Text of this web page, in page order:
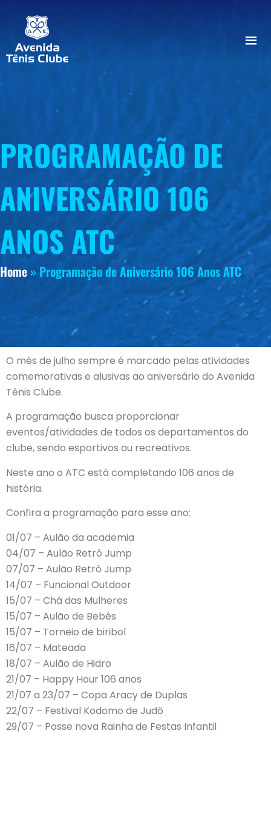
PROGRAMAÇÃO DE
ANIVERSÁRIO 106
ANOS ATC
Home » Programação de Aniversário 106 Anos ATC
O mês de julho sempre é marcado pelas atividades
comemorativas e alusivas ao aniversário do Avenida
Tênis Clube.
A programação busca proporcionar
eventos/atividades de todos os departamentos do
clube, sendo esportivos ou recreativos.
Neste ano o ATC está completando 106 anos de
história.
Confira a programação para esse ano:
01/07 – Aulão da academia
04/07 – Aulão Retrô Jump
07/07 – Aulão Retrô Jump
14/07 – Funcional Outdoor
15/07 – Chá das Mulheres
15/07 – Aulão de Bebês
15/07 – Torneio de biribol
16/07 – Mateada
18/07 – Aulão de Hidro
21/07 – Happy Hour 106 anos
21/07 a 23/07 – Copa Aracy de Duplas
22/07 – Festival Kodomo de Judô
29/07 – Posse nova Rainha de Festas Infantil